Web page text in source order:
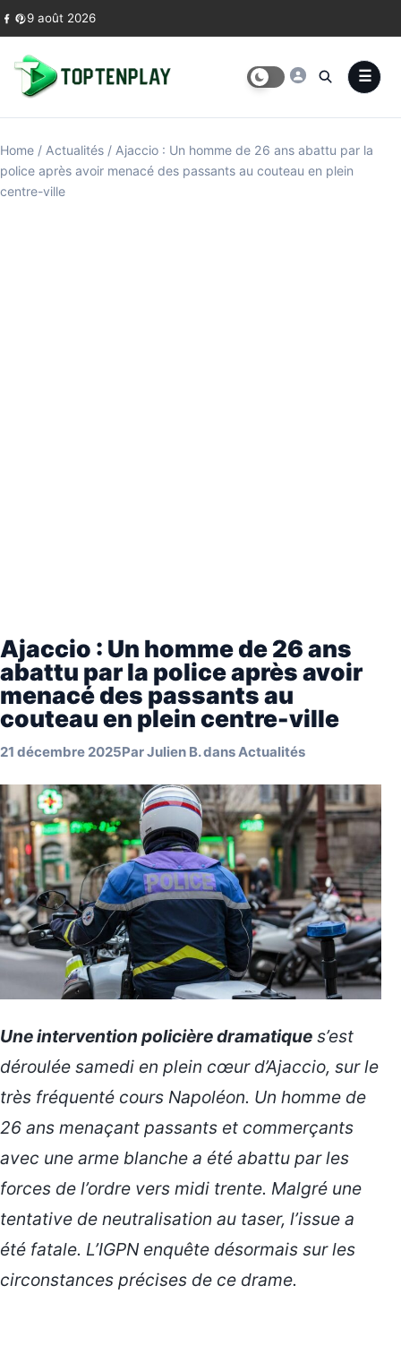
Skip to content
9 août 2026
Home / Actualités / Ajaccio : Un homme de 26 ans abattu par la
police après avoir menacé des passants au couteau en plein
centre-ville
Ajaccio : Un homme de 26 ans
abattu par la police après avoir
menacé des passants au
couteau en plein centre-ville
21 décembre 2025ParJulien B.dansActualités
Une intervention policière dramatique s’est
déroulée samedi en plein cœur d’Ajaccio, sur le
très fréquenté cours Napoléon. Un homme de
26 ans menaçant passants et commerçants
avec une arme blanche a été abattu par les
forces de l’ordre vers midi trente. Malgré une
tentative de neutralisation au taser, l’issue a
été fatale. L’IGPN enquête désormais sur les
circonstances précises de ce drame.